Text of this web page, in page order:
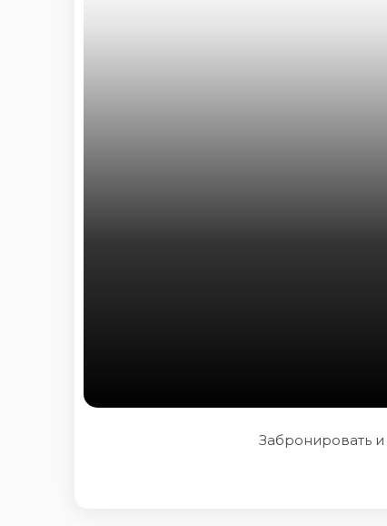
Забронировать